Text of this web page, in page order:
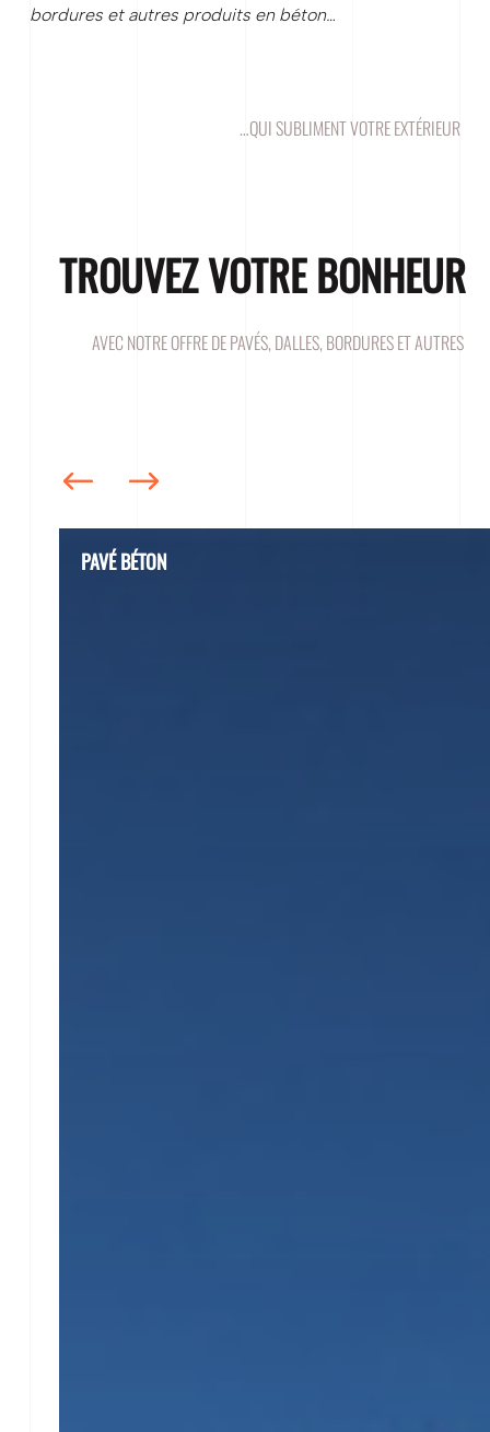
bordures et autres produits en béton…
…QUI SUBLIMENT VOTRE EXTÉRIEUR
TROUVEZ VOTRE BONHEUR
AVEC NOTRE OFFRE DE PAVÉS, DALLES, BORDURES ET AUTRES
PAVÉ BÉTON